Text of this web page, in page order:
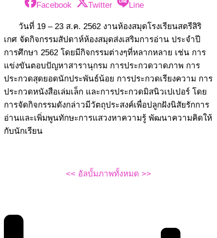
Facebook Twitter Line
วันที่ 19 – 23 ส.ค. 2562 งานห้องสมุดโรงเรียนสตรีสิริ
เกศ จัดกิจกรรมสัปดาห์ห้องสมุดส่งเสริมการอ่าน ประจำปี
การศึกษา 2562 โดยมีกิจกรรมต่างๆที่หลากหลาย เช่น การ
แข่งขันตอบปัญหาสารานุกรม การประกวดวาดภาพ การ
ประกวดสุดยอดนักประพันธ์น้อย การประกวดเรียงความ การ
ประกวดหนังสือเล่มเล็ก และการประกวดมิสนิวเปเปอร์ โดย
การจัดกิจกรรมดังกล่าวมีวัตถุประสงค์เพื่อปลูกฝังนิสัยรักการ
อ่านและเพิ่มพูนทักษะการแสวงหาความรู้ พัฒนาความคิดให้
กับนักเรียน
<< อัลบั้มภาพทั้งหมด >>